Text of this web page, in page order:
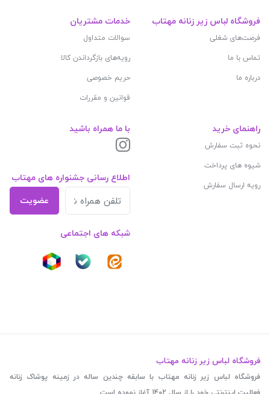
فروشگاه لباس زیر زنانه مهتاب
فرصت‌های شغلی
تماس با ما
درباره ما
خدمات مشتریان
سوالات متداول
رویه‌های بازگرداندن کالا
حریم خصوصی
قوانین و مقررات
راهنمای خرید
نحوه ثبت سفارش
شیوه های پرداخت
رویه ارسال سفارش
با ما همراه باشید
اطلاع رسانی جشنواره های مهتاب
عضویت
شبکه های اجتماعی
فروشگاه لباس زیر زنانه مهتاب
فروشگاه لباس زیر زنانه مهتاب با سابقه چندین ساله در زمینه پوشاک زنانه